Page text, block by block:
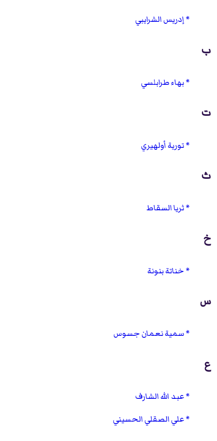
إدريس الشرايبي
ب
بهاء طرابلسي
ت
تورية أولهيري
ث
ثريا السقاط
خ
خناتة بنونة
س
سمية نعمان جسوس
ع
عبد الله الشارف
علي الصقلي الحسيني